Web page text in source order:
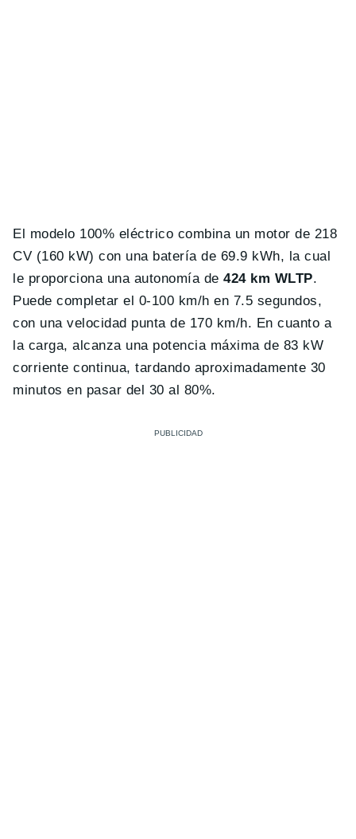
El modelo 100% eléctrico combina un motor de 218
CV (160 kW) con una batería de 69.9 kWh, la cual
le proporciona una autonomía de424 km WLTP.
Puede completar el 0-100 km/h en 7.5 segundos,
con una velocidad punta de 170 km/h. En cuanto a
la carga, alcanza una potencia máxima de 83 kW
corriente continua, tardando aproximadamente 30
minutos en pasar del 30 al 80%.